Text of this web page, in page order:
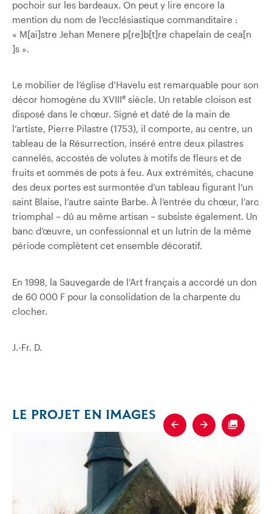
pochoir sur les bardeaux. On peut y lire encore la
mention du nom de l’ecclésiastique commanditaire :
« M[ai]stre Jehan Menere p[re]b[t]re chapelain de cea[n
]s ».
Le mobilier de l’église d’Havelu est remarquable pour son
décor homogène du XVIIIe siècle. Un retable­ cloison est
disposé dans le chœur. Signé et daté de la main de
l’artiste, Pierre Pilastre (1753), il comporte, au centre, un
tableau de la Résurrection, inséré entre deux pilastres
cannelés, accostés de volutes à motifs de fleurs et de
fruits et sommés de pots à feu. Aux extrémités, chacune
des deux portes est surmontée d’un tableau figurant l’un
saint Blaise, l’autre sainte Barbe. À l’entrée du chœur, l’arc
triomphal – dû au même artisan – subsiste également. Un
banc d’œuvre, un confessionnal et un lutrin de la même
période complètent cet ensemble décoratif.
En 1998, la Sauvegarde de l’Art français a accordé un don
de 60 000 F pour la consolidation de la charpente du
clocher.
J.-Fr. D.
LE PROJET EN IMAGES
Previous
Next